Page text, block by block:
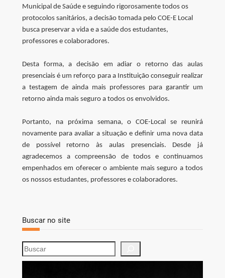
Municipal de Saúde e seguindo rigorosamente todos os
protocolos sanitários, a decisão tomada pelo COE-E Local
busca preservar a vida e a saúde dos estudantes,
professores e colaboradores.
Desta forma, a decisão em adiar o retorno das aulas
presenciais é um reforço para a Instituição conseguir realizar
a testagem de ainda mais professores para garantir um
retorno ainda mais seguro a todos os envolvidos.
Portanto, na próxima semana, o COE-Local se reunirá
novamente para avaliar a situação e definir uma nova data
de possível retorno às aulas presenciais. Desde já
agradecemos a compreensão de todos e continuamos
empenhados em oferecer o ambiente mais seguro a todos
os nossos estudantes, professores e colaboradores.
Buscar no site
S
e